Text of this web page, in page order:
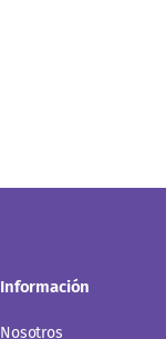
Información
Nosotros